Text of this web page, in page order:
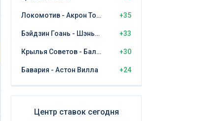
Локомотив - Акрон Тольятти +35
Бэйдзин Гоань - Шэньчжэнь Пэн Сити +33
Крылья Советов - Балтика Калининград +30
Бавария - Астон Вилла +24
Центр ставок сегодня